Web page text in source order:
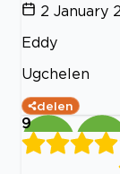
2 January
Eddy
Ugchelen
delen
9